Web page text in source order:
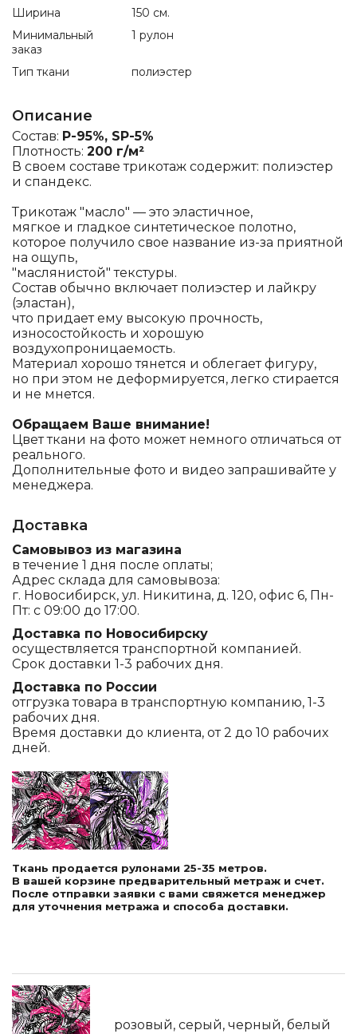
Ширина
150 см.
Минимальный
заказ
1 рулон
Тип ткани полиэстер
Описание
Состав: P-95%, SP-5%
Плотность: 200 г/м²
В своем составе трикотаж содержит: полиэстер
и спандекс.
Трикотаж "масло" — это эластичное,
мягкое и гладкое синтетическое полотно,
которое получило свое название из-за приятной
на ощупь,
"маслянистой" текстуры.
Состав обычно включает полиэстер и лайкру
(эластан),
что придает ему высокую прочность,
износостойкость и хорошую
воздухопроницаемость.
Материал хорошо тянется и облегает фигуру,
но при этом не деформируется, легко стирается
и не мнется.
Обращаем Ваше внимание!
Цвет ткани на фото может немного отличаться от
реального.
Дополнительные фото и видео запрашивайте у
менеджера.
Доставка
Самовывоз из магазина
в течение 1 дня после оплаты;
Адрес склада для самовывоза:
г. Новосибирск, ул. Никитина, д. 120, офис 6, Пн-
Пт: с 09:00 до 17:00.
Доставка по Новосибирску
осуществляется транспортной компанией.
Срок доставки 1-3 рабочих дня.
Доставка по России
отгрузка товара в транспортную компанию, 1-3
рабочих дня.
Время доставки до клиента, от 2 до 10 рабочих
дней.
Ткань продается рулонами 25-35 метров.
В вашей корзине предварительный метраж и счет.
После отправки заявки с вами свяжется менеджер
для уточнения метража и способа доставки.
розовый, серый, черный, белый